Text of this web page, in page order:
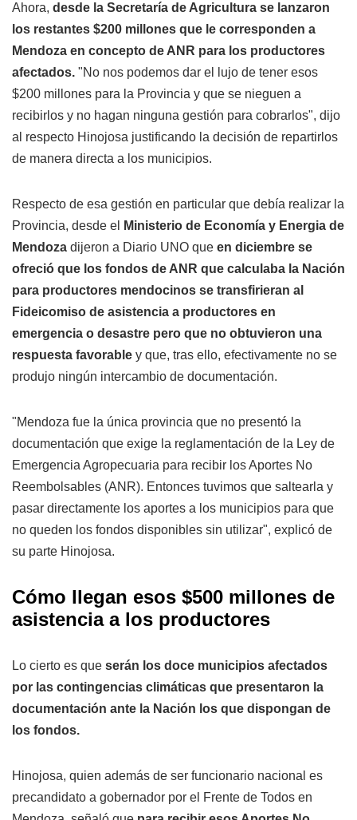
Ahora, desde la Secretaría de Agricultura se lanzaron
los restantes $200 millones que le corresponden a
Mendoza en concepto de ANR para los productores
afectados. "No nos podemos dar el lujo de tener esos
$200 millones para la Provincia y que se nieguen a
recibirlos y no hagan ninguna gestión para cobrarlos", dijo
al respecto Hinojosa justificando la decisión de repartirlos
de manera directa a los municipios.
Respecto de esa gestión en particular que debía realizar la
Provincia, desde el
Ministerio de Economía y Energia de
Mendoza dijeron a Diario UNO que en diciembre se
ofreció que los fondos de ANR que calculaba la Nación
para productores mendocinos se transfirieran al
Fideicomiso de asistencia a productores en
emergencia o desastre pero que no obtuvieron una
respuesta favorable y que, tras ello, efectivamente no se
produjo ningún intercambio de documentación.
"Mendoza fue la única provincia que no presentó la
documentación que exige la reglamentación de la Ley de
Emergencia Agropecuaria para recibir los Aportes No
Reembolsables (ANR). Entonces tuvimos que saltearla y
pasar directamente los aportes a los municipios para que
no queden los fondos disponibles sin utilizar", explicó de
su parte Hinojosa.
Cómo llegan esos $500 millones de
asistencia a los productores
Lo cierto es que serán los doce municipios afectados
por las contingencias climáticas que presentaron la
documentación ante la Nación los que dispongan de
los fondos.
Hinojosa, quien además de ser funcionario nacional es
precandidato a gobernador por el Frente de Todos en